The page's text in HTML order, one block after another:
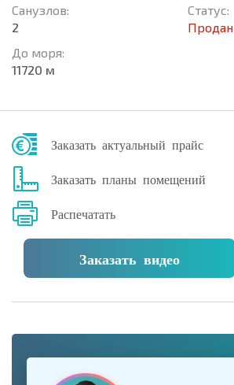
Санузлов:
2
До моря:
11720 м
Статус:
Продан
Заказать актуальный прайс
Заказать планы помещений
Распечатать
Заказать видео